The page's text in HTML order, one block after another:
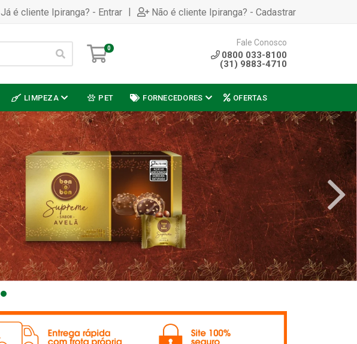
Já é cliente Ipiranga? - Entrar | Não é cliente Ipiranga? - Cadastrar
0
Fale Conosco
0800 033-8100
(31) 9883-4710
LIMPEZA PET FORNECEDORES OFERTAS